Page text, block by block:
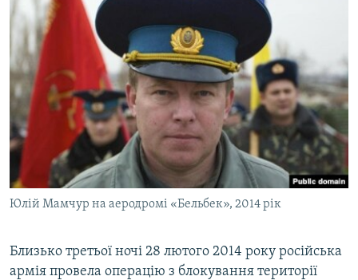
Юлій Мамчур на аеродромі «Бельбек», 2014 рік
Близько третьої ночі 28 лютого 2014 року російська
армія провела операцію з блокування території